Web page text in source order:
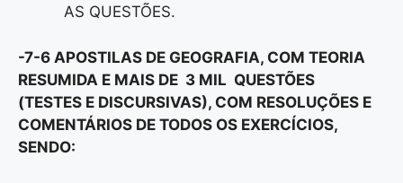
AS QUESTÕES.
-7-6 APOSTILAS DE GEOGRAFIA, COM TEORIA
RESUMIDA E MAIS DE 3 MIL QUESTÕES
(TESTES E DISCURSIVAS), COM RESOLUÇÕES E
COMENTÁRIOS DE TODOS OS EXERCÍCIOS,
SENDO: